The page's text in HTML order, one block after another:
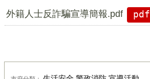
外籍人士反詐騙宣導簡報.pdf pdf